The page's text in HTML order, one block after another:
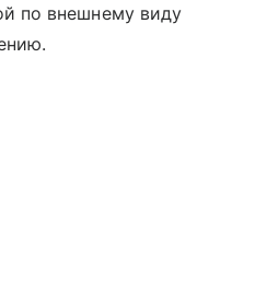
по внешнему виду